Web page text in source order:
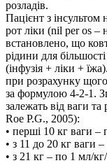
розладів.
Пацієнт з
рот ліки (nil per os –
встановлено, що
рідини для
(інфузія + ліки +
при розрахунку
за формулою 4-2-1.
залежать від ваги
Roe P.G., 2005):
• перші 10 кг ваги –
• з 11 до 20 кг ваги
• з 21 кг – по 1 мл/